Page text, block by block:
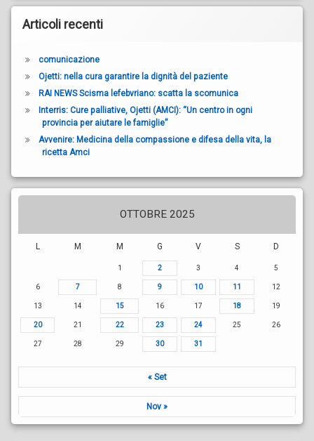
Articoli recenti
comunicazione
Ojetti: nella cura garantire la dignità del paziente
RAI NEWS Scisma lefebvriano: scatta la scomunica
Interris: Cure palliative, Ojetti (AMCI): “Un centro in ogni
provincia per aiutare le famiglie”
Avvenire: Medicina della compassione e difesa della vita, la
ricetta Amci
OTTOBRE 2025
L M M G V S D
1 2 3 4 5
6 7 8 9 10 11 12
13 14 15 16 17 18 19
20 21 22 23 24 25 26
27 28 29 30 31
« Set
Nov »